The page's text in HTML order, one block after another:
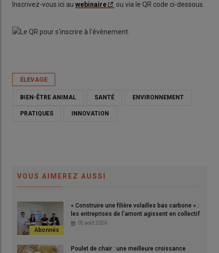
Inscrivez-vous ici au webinaire ou via le QR code ci-dessous.
ÉLEVAGE
BIEN-ÊTRE ANIMAL SANTÉ ENVIRONNEMENT
PRATIQUES INNOVATION
VOUS AIMEREZ AUSSI
« Construire une filière volailles bas carbone » :
les entreprises de l’amont agissent en collectif
05 août 2026
Poulet de chair : une meilleure croissance